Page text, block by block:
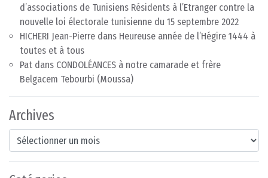
d’associations de Tunisiens Résidents à l’Etranger contre la
nouvelle loi électorale tunisienne du 15 septembre 2022
HICHERI Jean-Pierre dans Heureuse année de l’Hégire 1444 à
toutes et à tous
Pat dans CONDOLÉANCES à notre camarade et frère
Belgacem Tebourbi (Moussa)
Archives
Archives